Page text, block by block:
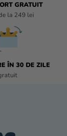
GRATUIT
la 249 lei
ÎN 30 DE ZILE